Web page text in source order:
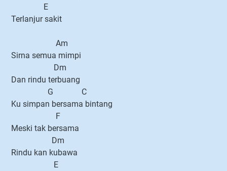
E
Terlanjur sakit
Am
Sirna semua mimpi
Dm
Dan rindu terbuang
G C
Ku simpan bersama bintang
F
Meski tak bersama
Dm
Rindu kan kubawa
E